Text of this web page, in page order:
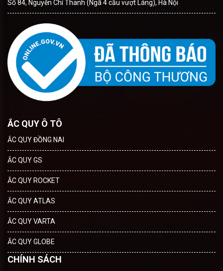
Số 84, Nguyễn Chí Thanh (Ngã 4 cầu vượt Láng), Hà Nội
ẮC QUY Ô TÔ
ẮC QUY ĐỒNG NAI
ẮC QUY GS
ẮC QUY ROCKET
ẮC QUY ATLAS
ẮC QUY VARTA
ẮC QUY GLOBE
CHÍNH SÁCH